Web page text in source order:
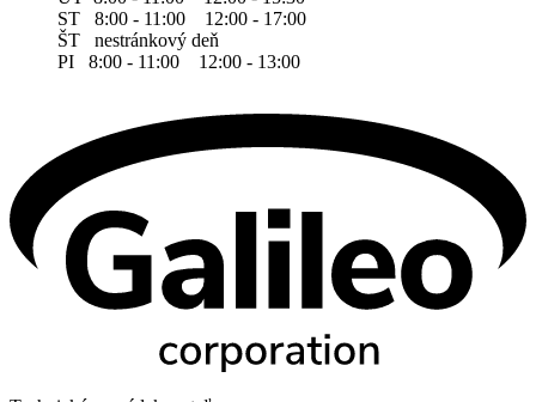
ST 8:00 - 11:00 12:00 - 17:00
ŠT nestránkový deň
PI 8:00 - 11:00 12:00 - 13:00